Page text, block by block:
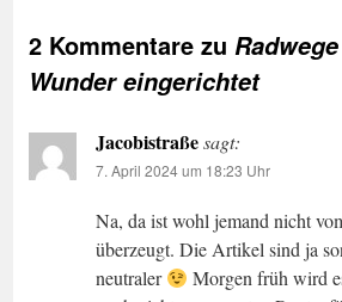
2 Kommentare zu
Wunder eingerichtet
Jacobistraßesagt:
7. April 2024 um 18:23 Uhr
Na, da ist wohl jemand nicht
überzeugt. Die Artikel sind ja
neutraler
Morgen früh wird